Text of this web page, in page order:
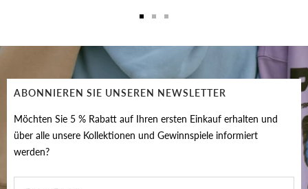
gehen
ABONNIEREN SIE UNSEREN NEWSLETTER
Möchten Sie 5 % Rabatt auf Ihren ersten Einkauf erhalten und
über alle unsere Kollektionen und Gewinnspiele informiert
werden?